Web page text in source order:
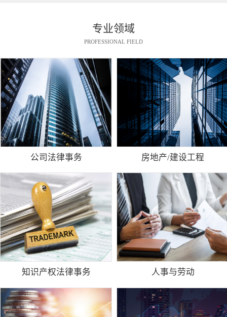
专业领域
PROFESSIONAL FIELD
公司法律事务 房地产/建设工程
知识产权法律事务 人事与劳动